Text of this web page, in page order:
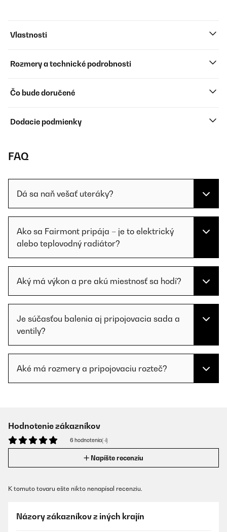
Vlastnosti
Rozmery a technické podrobnosti
Čo bude doručené
Dodacie podmienky
FAQ
Dá sa naň vešať uteráky?
Ako sa Fairmont pripája – je to elektrický
alebo teplovodný radiátor?
Aký má výkon a pre akú miestnosť sa hodí?
Je súčasťou balenia aj pripojovacia sada a
ventily?
Aké má rozmery a pripojovaciu rozteč?
Hodnotenie zákazníkov
6 hodnotenia(-í)
Napíšte recenziu
K tomuto tovaru ešte nikto nenapísal recenziu.
Názory zákazníkov z iných krajín